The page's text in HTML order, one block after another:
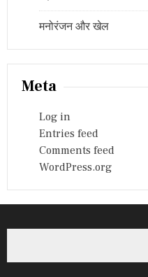
मनोरंजन और खेल
Meta
Log in
Entries feed
Comments feed
WordPress.org